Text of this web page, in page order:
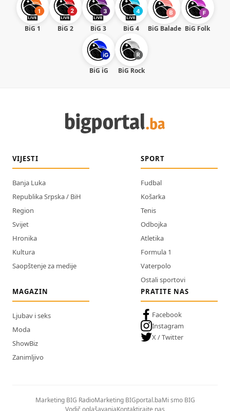
BiG 1 BiG 2 BiG 3 BiG 4 BiG Balade BiG Folk
BiG iG BiG Rock
VIJESTI
Banja Luka
Republika Srpska / BiH
Region
Svijet
Hronika
Kultura
Saopštenje za medije
SPORT
Fudbal
Košarka
Tenis
Odbojka
Atletika
Formula 1
Vaterpolo
Ostali sportovi
MAGAZIN
Ljubav i seks
Moda
ShowBiz
Zanimljivo
PRATITE NAS
Facebook
Instagram
X / Twitter
Marketing BIG RadioMarketing BIGportal.baMi smo BIG
Vodič oglašavanjaKontaktirajte nas